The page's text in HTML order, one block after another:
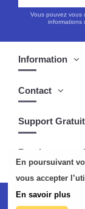
Vous pouvez vous
informations
Information
Contact
Support Gratuit
Boutique
Tous droits
En poursuivant
vous accepter
En savoir plus